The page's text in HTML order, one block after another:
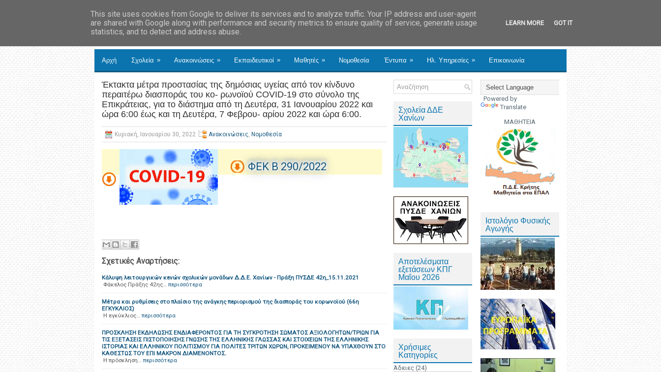
Αρχή Σχολεία » Ανακοινώσεις » Εκπαιδευτικοί » Μαθητές » Νομοθεσία Έντυπα » Ηλ. Υπηρεσίες » Επικοινωνία
Έκτακτα μέτρα προστασίας της δημόσιας υγείας από τον κίνδυνο
περαιτέρω διασποράς του κο- ρωνοϊού COVID-19 στο σύνολο της
Επικράτειας, για το διάστημα από τη Δευτέρα, 31 Ιανουαρίου 2022 και
ώρα 6:00 έως και τη Δευτέρα, 7 Φεβρου- αρίου 2022 και ώρα 6:00.
Κυριακή, Ιανουαρίου 30, 2022 Ανακοινώσεις, Νομοθεσία
ΦΕΚ B 290/2022
Σχετικές Αναρτήσεις:
Κάλυψη λειτουργικών κενών σχολικών μονάδων Δ.Δ.Ε. Χανίων - Πράξη ΠΥΣΔΕ 42η_15.11.2021
Φάκελος Πράξης 42ης… περισσότερα
Μέτρα και ρυθμίσεις στο πλαίσιο της ανάγκης περιορισμού της διασποράς του κορωνοϊού (66η
ΕΓΚΥΚΛΙΟΣ)
Η εγκύκλιος… περισσότερα
ΠΡΟΣΚΛΗΣΗ ΕΚΔΗΛΩΣΗΣ ΕΝΔΙΑΦΕΡΟΝΤΟΣ ΓΙΑ ΤΗ ΣΥΓΚΡΟΤΗΣΗ ΣΩΜΑΤΟΣ ΑΞΙΟΛΟΓΗΤΩΝ/ΤΡΙΩΝ ΓΙΑ
ΤΙΣ ΕΞΕΤΑΣΕΙΣ ΠΙΣΤΟΠΟΙΗΣΗΣ ΓΝΩΣΗΣ ΤΗΣ ΕΛΛΗΝΙΚΗΣ ΓΛΩΣΣΑΣ ΚΑΙ ΣΤΟΙΧΕΙΩΝ ΤΗΣ ΕΛΛΗΝΙΚΗΣ
ΙΣΤΟΡΙΑΣ ΚΑΙ ΕΛΛΗΝΙΚΟΥ ΠΟΛΙΤΙΣΜΟΥ ΓΙΑ ΠΟΛΙΤΕΣ ΤΡΙΤΩΝ ΧΩΡΩΝ, ΠΡΟΚΕΙΜΕΝΟΥ ΝΑ ΥΠΑΧΘΟΥΝ ΣΤΟ
ΚΑΘΕΣΤΩΣ ΤΟΥ ΕΠΙ ΜΑΚΡΟΝ ΔΙΑΜΕΝΟΝΤΟΣ.
Η πρόσκληση… περισσότερα
Σχολεία ΔΔΕ
Χανίων
Αποτελέσματα
εξετάσεων ΚΠΓ
Μαΐου 2026
Χρήσιμες
Κατηγορίες
Άδειες (24)
Powered by
Translate
ΜΑΘΗΤΕΙΑ
Ιστολόγιο Φυσικής
Αγωγής
This site uses cookies from Google to deliver its services and to analyze traffic. Your IP address and user-agent
are shared with Google along with performance and security metrics to ensure quality of service, generate usage
statistics, and to detect and address abuse.
LEARN MORE GOT IT